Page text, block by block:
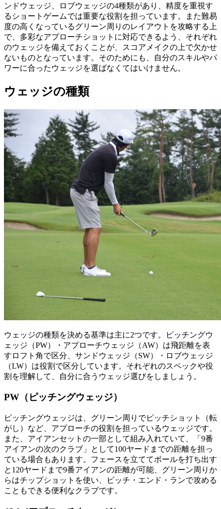
ンドウェッジ、ロブウェッジの4種類があり、精度を重視す
るショートゲームでは重要な役割を担っています。また難易
度の高くなっているグリーン周りのレイアウトを攻略する上
で、多彩なアプローチショットに対応できるよう、それぞれ
のウェッジを備えておくことが、スコアメイクの上で欠かせ
ないものとなっています。そのためにも、自分のスキルやパ
ワーに合ったウェッジを選ばなくてはいけません。
ウェッジの種類
ウェッジの種類を決める基準は主に2つです。ピッチングウ
ェッジ（PW）・アプローチウェッジ（AW）は飛距離を表
すロフト角で区分、サンドウェッジ（SW）・ロブウェッジ
（LW）は役割で区分しています。それぞれのスペックや役
割を理解して、自分に合うウェッジ選びをしましょう。
PW（ピッチングウェッジ）
ピッチングウェッジは、グリーン周りでピッチショット（転
がし）など、アプローチの役割を担っているウェッジです。
また、アイアンセットの一部として組み入れていて、「9番
アイアンの次のクラブ」として100ヤードまでの距離を担っ
ている場合もあります。フェースを立ててボールを打ち出す
と120ヤードまで9番アイアンの距離が可能、グリーン周りか
らはチップショットを使い、ピッチ・エンド・ランで攻める
こともできる便利なクラブです。